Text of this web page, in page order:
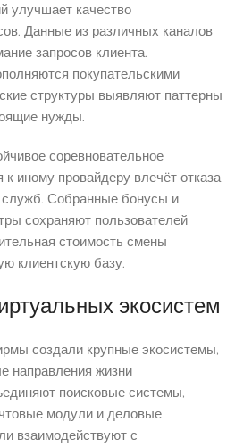
улучшает качество
Данные из различных каналов
запросов клиента.
покупательскими
структуры выявляют паттерны
нужды.
соревновательное
иному провайдеру влечёт отказа
Собранные бонусы и
сохраняют пользователей
стоимость смены
клиентскую базу.
экосистем
создали крупные экосистемы,
направления жизни
поисковые системы,
модули и деловые
взаимодействуют с